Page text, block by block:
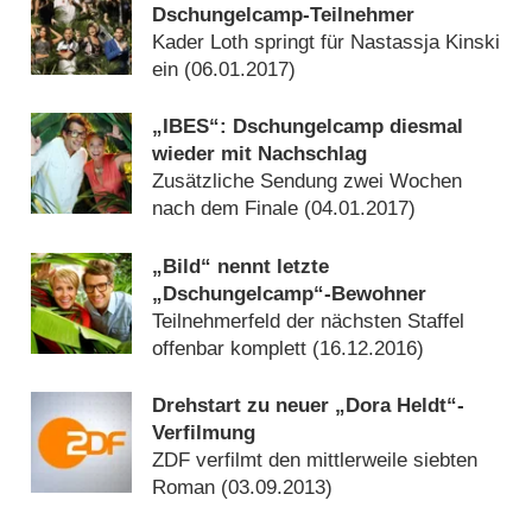
Dschungelcamp-Teilnehmer
Kader Loth springt für Nastassja Kinski
ein (06.01.2017)
„IBES“: Dschungelcamp diesmal
wieder mit Nachschlag
Zusätzliche Sendung zwei Wochen
nach dem Finale (04.01.2017)
„Bild“ nennt letzte
„Dschungelcamp“-Bewohner
Teilnehmerfeld der nächsten Staffel
offenbar komplett (16.12.2016)
Drehstart zu neuer „Dora Heldt“-
Verfilmung
ZDF verfilmt den mittlerweile siebten
Roman (03.09.2013)